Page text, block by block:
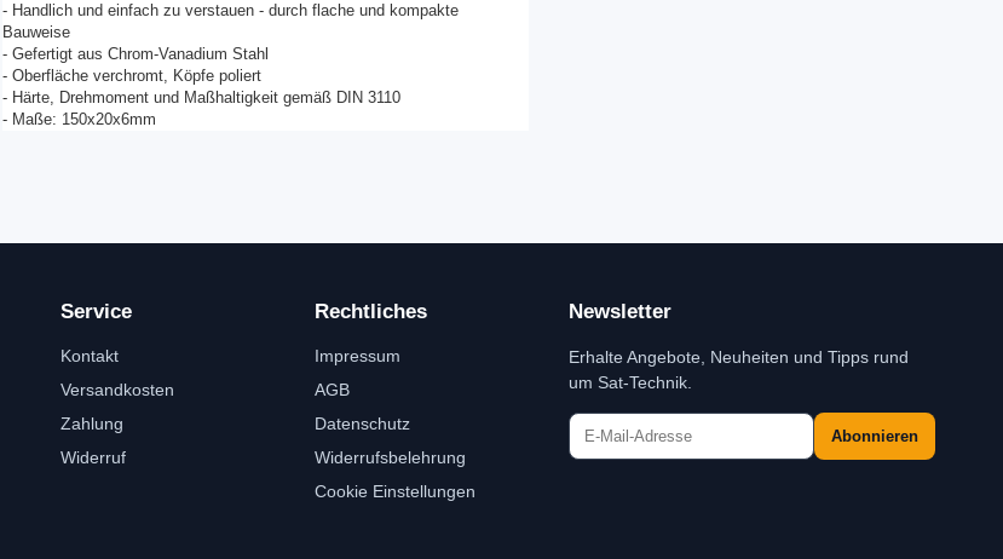
- Handlich und einfach zu verstauen - durch flache und kompakte
Bauweise
- Gefertigt aus Chrom-Vanadium Stahl
- Oberfläche verchromt, Köpfe poliert
- Härte, Drehmoment und Maßhaltigkeit gemäß DIN 3110
- Maße: 150x20x6mm
Service
Kontakt
Versandkosten
Zahlung
Widerruf
Rechtliches
Impressum
AGB
Datenschutz
Widerrufsbelehrung
Cookie Einstellungen
Newsletter
Erhalte Angebote, Neuheiten und Tipps rund
um Sat-Technik.
Abonnieren